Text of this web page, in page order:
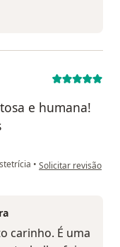
e humana!
• na opinião do
Solicitar revisão
carinho. É uma